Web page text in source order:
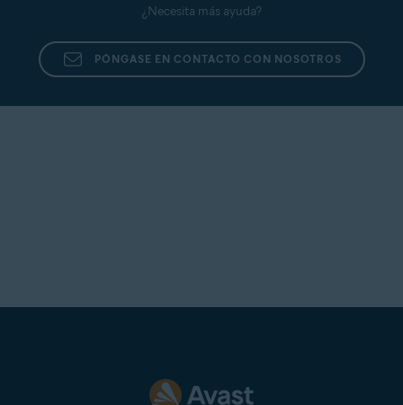
¿Necesita más ayuda?
PÓNGASE EN CONTACTO CON NOSOTROS